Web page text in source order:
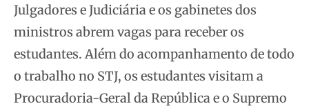
Julgadores e Judiciária e os gabinetes dos
ministros abrem vagas para receber os
estudantes. Além do acompanhamento de todo
o trabalho no STJ, os estudantes visitam a
Procuradoria-Geral da República e o Supremo